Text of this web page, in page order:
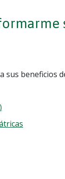
sus beneficios